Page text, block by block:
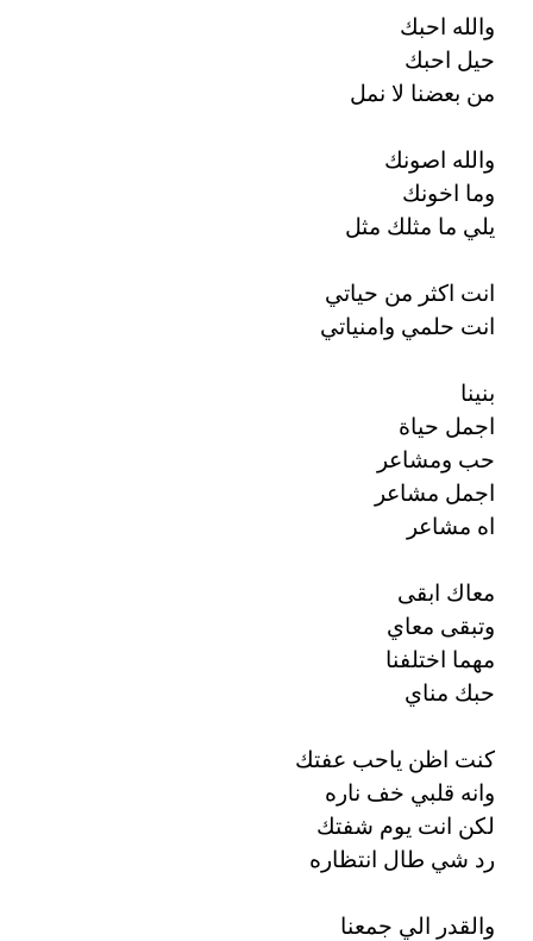
والله احبك
حيل احبك
من بعضنا لا نمل
والله اصونك
وما اخونك
يلي ما مثلك مثل
انت اكثر من حياتي
انت حلمي وامنياتي
بنينا
اجمل حياة
حب ومشاعر
اجمل مشاعر
اه مشاعر
معاك ابقى
وتبقى معاي
مهما اختلفنا
حبك مناي
كنت اظن ياحب عفتك
وانه قلبي خف ناره
لكن انت يوم شفتك
رد شي طال انتظاره
والقدر الي جمعنا